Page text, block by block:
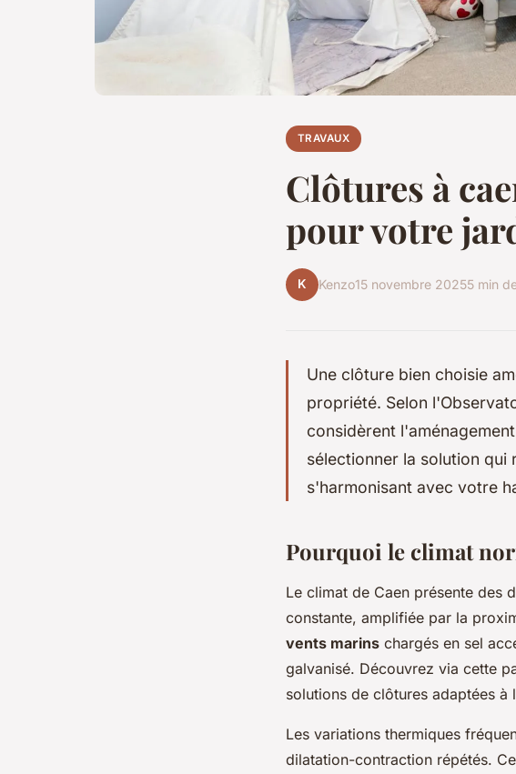
TRAVAUX
Clôtures à
pour votre
K Kenzo15 novembre 20255 min
Une clôture bien choisie
propriété. Selon
considèrent
sélectionner la solution qui
s'harmonisant avec votre
Pourquoi le climat
Le climat de Caen présente des
constante, amplifiée par la
vents marins chargés en sel
galvanisé. Découvrez via cette
solutions de clôtures adaptées à
Les variations thermiques
dilatation-contraction répétés.